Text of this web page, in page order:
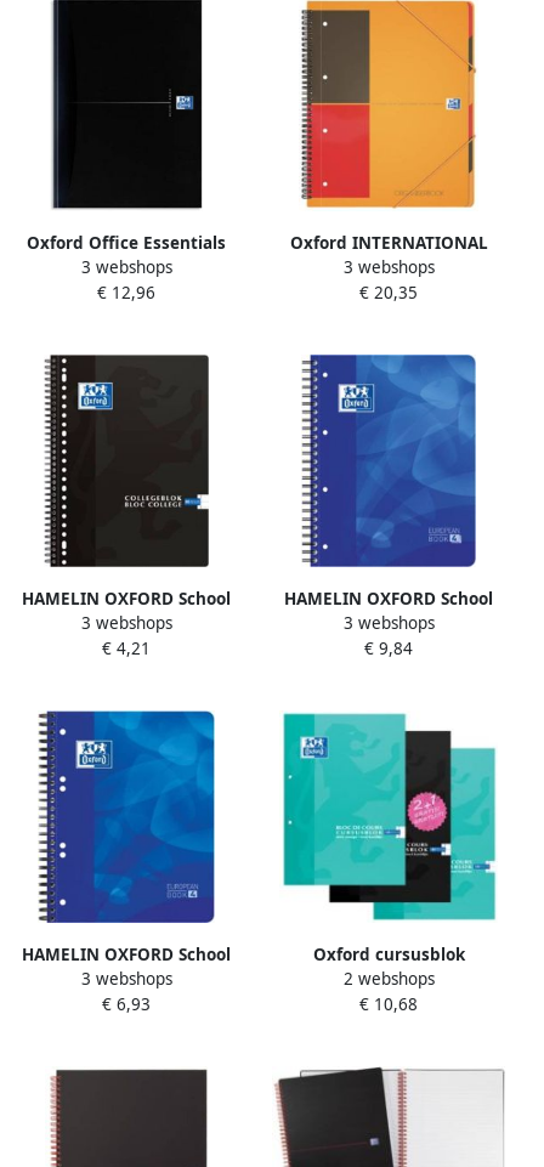
Oxford Office Essentials
schrift harde kaft 192
bladzijden gelijnd ft A4
3 webshops
€ 12,96
Oxford INTERNATIONAL
organiserbook 160
bladzijden ft A4+ gelijnd
3 webshops
€ 20,35
HAMELIN OXFORD School
collegeblok A4 gelijnd 23
gaats 80 vel soepele
3 webshops
€ 4,21
HAMELIN OXFORD School
projectbook A4 gelijnd 4
gaats 120 vel soepele
3 webshops
€ 9,84
HAMELIN OXFORD School
projectbook A5 gelijnd 6
gaats 120 vel soepele
3 webshops
€ 6,93
Oxford cursusblok
voordeelpak van 3 stuks
geassorteerde kleuren ft A4
2 webshops
€ 10,68